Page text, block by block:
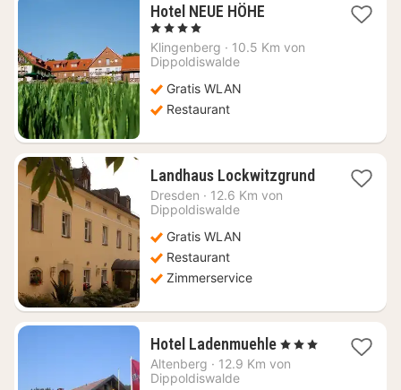
Hotel NEUE HÖHE1
ab
, 4 Sterne
Klingenberg · 10.5 Km von
Dippoldiswalde
Gratis WLAN
Restaurant
Landhaus Lockwitzgrund1
Dresden · 12.6 Km von
Dippoldiswalde
Gratis WLAN
Restaurant
Zimmerservice
Hotel Ladenmuehle1
Nacht
, 3 Sterne
Altenberg · 12.9 Km von
Dippoldiswalde